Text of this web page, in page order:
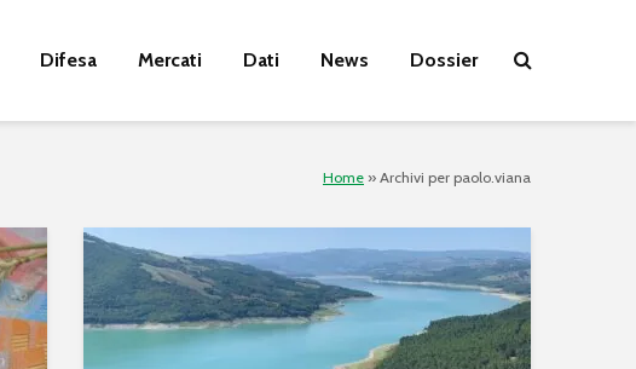
Difesa Mercati Dati News Dossier
Home » Archivi per paolo.viana